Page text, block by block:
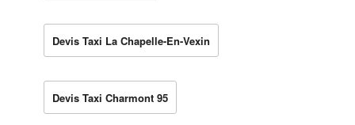
Devis Taxi La Chapelle-En-Vexin
Devis Taxi Charmont 95